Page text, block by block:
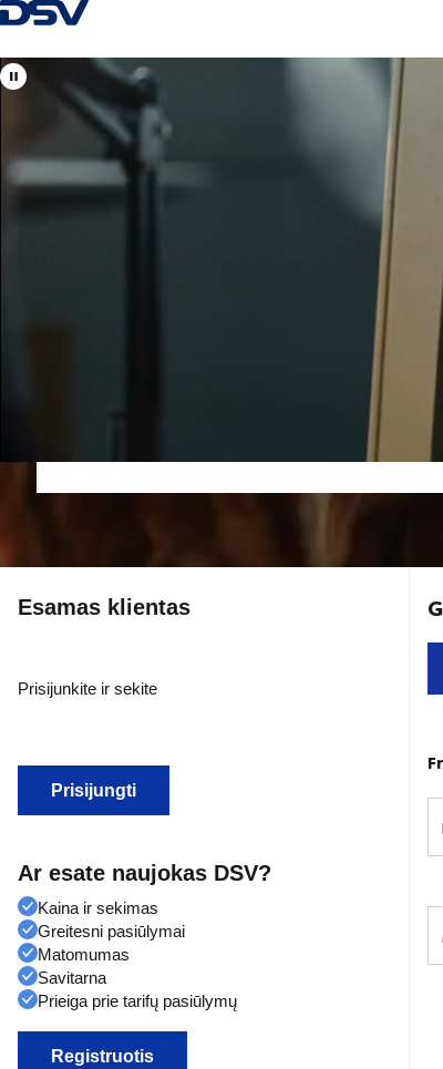
Grįžti į pagrindinį puslapį
Jūsų vietiniai ir pasauliniai oro, jūrų, kelių krovinių
Esamas klientas
Prisijunkite ir sekite
Prisijungti
Ar esate naujokas DSV?
Kaina ir sekimas
Greitesni pasiūlymai
Matomumas
Savitarna
Prieiga prie tarifų pasiūlymų
Registruotis